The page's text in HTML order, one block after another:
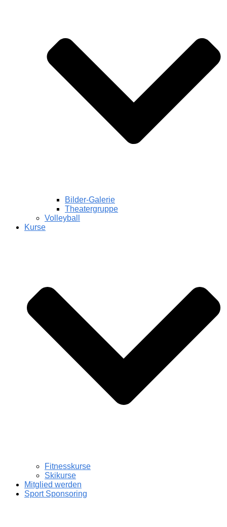
Bilder-Galerie
Theatergruppe
Volleyball
Kurse
Fitnesskurse
Skikurse
Mitglied werden
Sport Sponsoring